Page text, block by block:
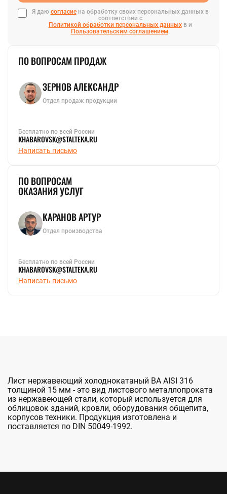
Я даю согласиена обработку своих персональных данных в
соответствии с
Политикой обработки персональных данныхв и
Пользовательским соглашением.
ПО ВОПРОСАМ ПРОДАЖ
ЗЕРНОВ АЛЕКСАНДР
Отдел продаж продукции
Бесплатно по всей России
KHABAROVSK@STALTEKA.RU
Написать письмо
ПО ВОПРОСАМ
ОКАЗАНИЯ УСЛУГ
КАРАНОВ АРТУР
Отдел производства
Бесплатно по всей России
KHABAROVSK@STALTEKA.RU
Написать письмо
Лист нержавеющий холоднокатаный BA AISI 316
толщиной 15 мм - это вид листового металлопроката
из нержавеющей стали, который используется для
облицовок зданий, кровли, оборудования общепита,
корпусов техники. Продукция изготовлена и
поставляется по DIN 50049-1992.